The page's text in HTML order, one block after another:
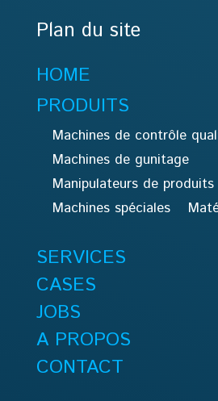
Plan du site
HOME
PRODUITS
Machines de contrôle
Machines de gunitage
Manipulateurs de produits
Machines spéciales
SERVICES
CASES
JOBS
A PROPOS
CONTACT